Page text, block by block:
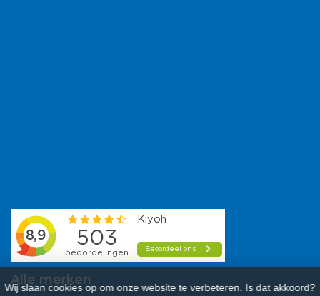
Alle merken
Wij slaan cookies op om onze website te verbeteren. Is dat akkoord?